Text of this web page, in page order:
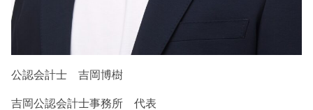
公認会計士 吉岡博樹
吉岡公認会計士事務所 代表